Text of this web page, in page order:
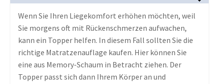
Wenn Sie Ihren Liegekomfort erhöhen möchten, weil
Sie morgens oft mit Rückenschmerzen aufwachen,
kann ein Topper helfen. In diesem Fall sollten Sie die
richtige Matratzenauflage kaufen. Hier können Sie
eine aus Memory-Schaum in Betracht ziehen. Der
Topper passt sich dann Ihrem Körper an und